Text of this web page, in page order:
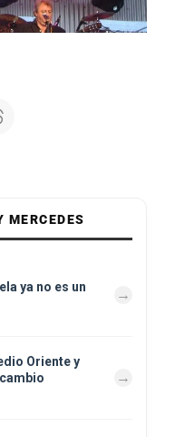
MERCEDES
ya no es un
Oriente y